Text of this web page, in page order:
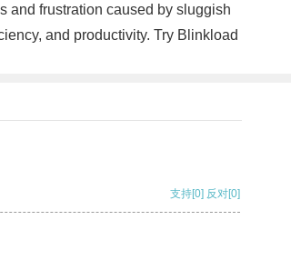
and frustration caused by sluggish
and productivity. Try Blinkload
支持[0] 反对[0]